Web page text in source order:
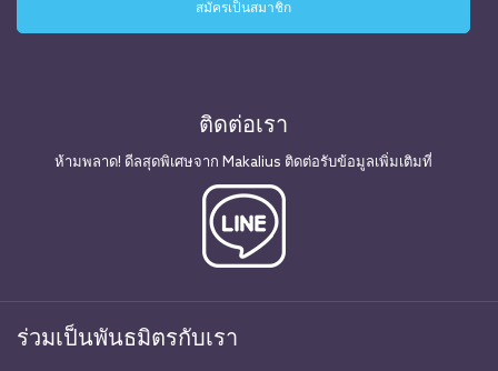
ติดต่อเรา
ห้ามพลาด! ดีลสุดพิเศษจาก Makalius ติดต่อรับข้อมูลเพิ่มเติมที่
ร่วมเป็นพันธมิตรกับเรา